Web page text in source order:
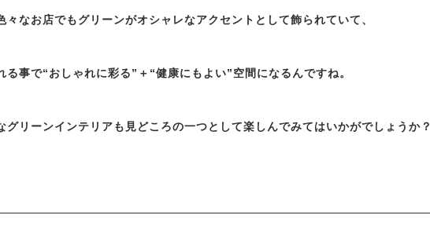
なお店でもグリーンがオシャレなアクセントとして飾られていて、
事で“おしゃれに彩る”＋“健康にもよい”空間になるんですね。
グリーンインテリアも見どころの一つとして楽しんでみてはいかがでしょうか？